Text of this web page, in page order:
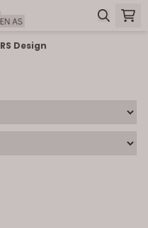
RS Design